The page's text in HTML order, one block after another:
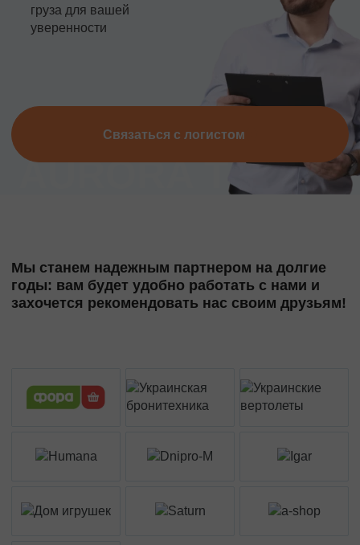
груза для вашей
уверенности
Связаться с логистом
Мы станем надежным партнером на долгие
годы: вам будет удобно работать с нами и
захочется рекомендовать нас своим друзьям!